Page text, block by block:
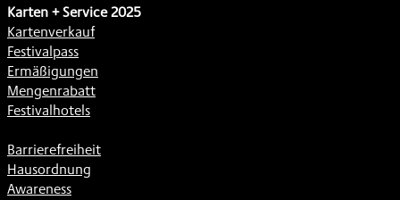
Karten + Service 2025
Kartenverkauf
Festivalpass
Ermäßigungen
Mengenrabatt
Festivalhotels
Barrierefreiheit
Hausordnung
Awareness